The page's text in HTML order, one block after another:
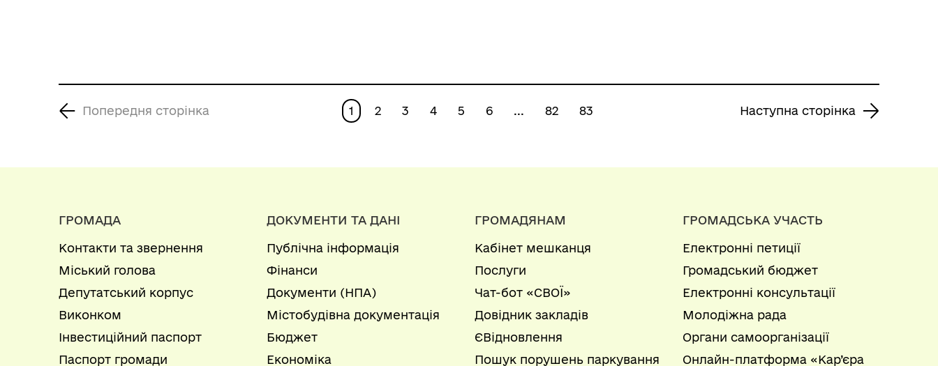
діяльністю
Білгород-
2027-2029 роки»»
ліквідації наслідків
надзвичайних
ситуацій м.
Дністровського на
Попередня сторінка 1 2 3 4 5 6 ... 82 83 Наступна сторінка
ГРОМАДА
Контакти та звернення
Міський голова
Депутатський корпус
Виконком
Інвестиційний паспорт
Паспорт громади
ДОКУМЕНТИ ТА ДАНІ
Публічна інформація
Фінанси
Документи (НПА)
Містобудівна документація
Бюджет
Економіка
ГРОМАДЯНАМ
Кабінет мешканця
Послуги
Чат-бот «СВОЇ»
Довідник закладів
ЄВідновлення
Пошук порушень паркування
ГРОМАДСЬКА УЧАСТЬ
Електронні петиції
Громадський бюджет
Електронні консультації
Молодіжна рада
Органи самоорганізації
Онлайн-платформа «Кар’єра